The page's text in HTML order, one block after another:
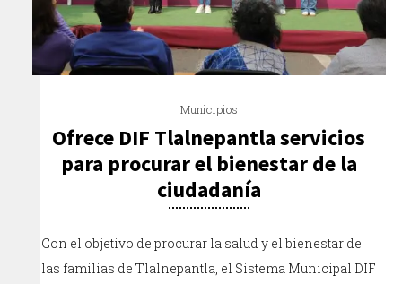
Municipios
Ofrece DIF Tlalnepantla servicios
para procurar el bienestar de la
ciudadanía
Con el objetivo de procurar la salud y el bienestar de
las familias de Tlalnepantla, el Sistema Municipal DIF